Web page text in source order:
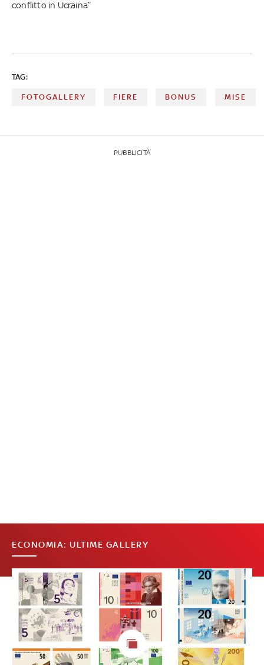
conflitto in Ucraina”
TAG:
FOTOGALLERY FIERE BONUS MISE
PUBBLICITÀ
ECONOMIA: ULTIME GALLERY